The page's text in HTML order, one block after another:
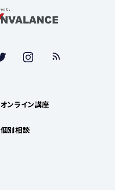
オンライン講座
個別相談